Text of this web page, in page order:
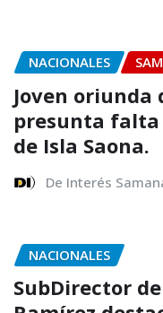
NACIONALES
Joven oriunda
presunta falta
de Isla Saona.
De Interés
NACIONALES
SubDirector